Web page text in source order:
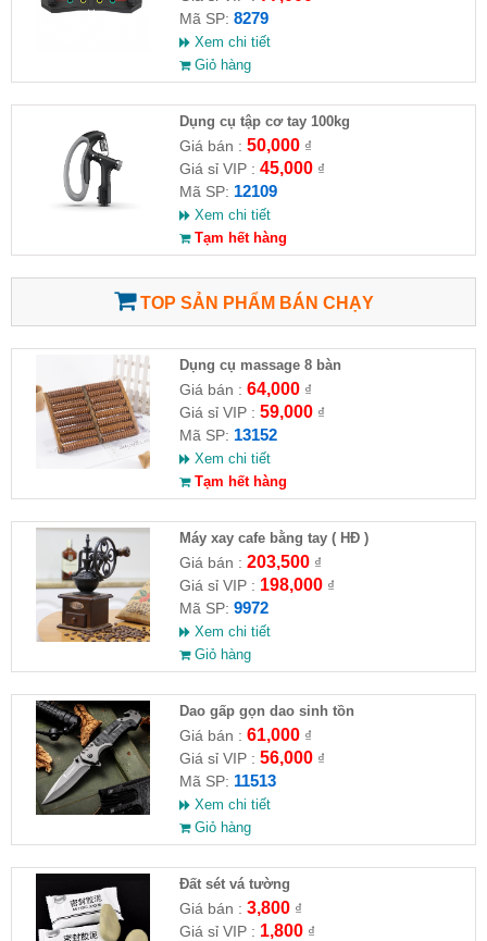
Mã SP: 8279
Xem chi tiết
Giỏ hàng
Dụng cụ tập cơ tay 100kg
Giá bán : 50,000₫
Giá sỉ VIP : 45,000₫
Mã SP: 12109
Xem chi tiết
Tạm hết hàng
TOP SẢN PHẨM BÁN CHẠY
Dụng cụ massage 8 bàn
Giá bán : 64,000₫
Giá sỉ VIP : 59,000₫
Mã SP: 13152
Xem chi tiết
Tạm hết hàng
Máy xay cafe bằng tay ( HĐ )
Giá bán : 203,500₫
Giá sỉ VIP : 198,000₫
Mã SP: 9972
Xem chi tiết
Giỏ hàng
Dao gấp gọn dao sinh tồn
Giá bán : 61,000₫
Giá sỉ VIP : 56,000₫
Mã SP: 11513
Xem chi tiết
Giỏ hàng
Đất sét vá tường
Giá bán : 3,800₫
Giá sỉ VIP : 1,800₫